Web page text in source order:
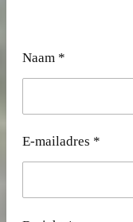
Naam *
E-mailadres *